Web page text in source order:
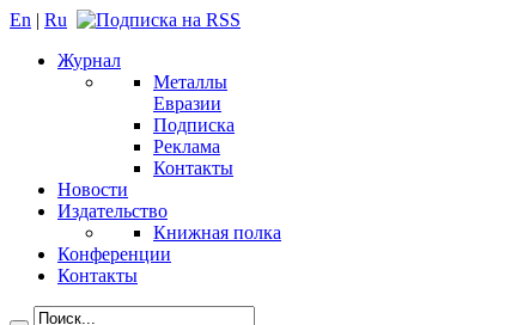
En | Ru
Журнал
Металлы
Евразии
Подписка
Реклама
Контакты
Новости
Издательство
Книжная полка
Конференции
Контакты